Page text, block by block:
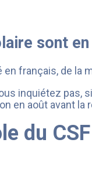
sont
français, de la
inquiétez pas,
en août avant la
du